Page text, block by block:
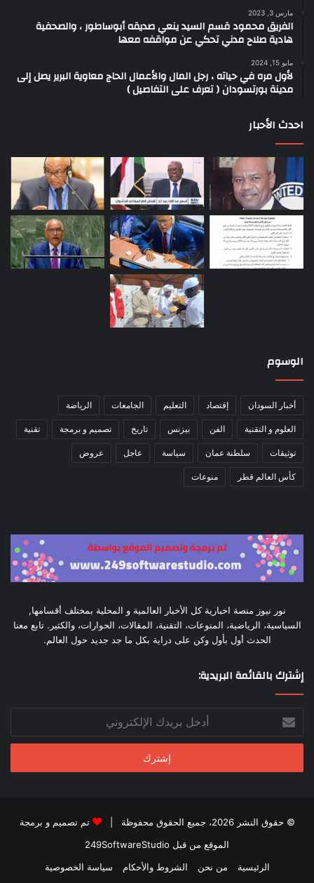
مارس 3, 2023
الفريق محمود قسم السيد ينعي صديقه أبوساطور ، والصحفية
هادية صلاح مدني تحكي عن مواقفه معها
مايو 15, 2024
لأول مره في حياته ، رجل المال والأعمال الحاج معاوية البرير يصل إلى
مدينة بورتسودان ( تعرف على التفاصيل )
احدث الأحبار
الوسوم
أخبار السودان إقتصاد التعليم الجامعات الرياضة
العلوم و التقنية الفن بيزنس تاريخ تصميم و برمجة تقنية
توثيقات سلطنة عمان سياسة عاجل عروض
كأس العالم قطر منوعات
نور نيوز منصة اخبارية كل الأخبار العالمية و المحلية بمختلف أقسامها,
السياسية، الرياضية، المنوعات، التقنية، المقالات، الحوارات، والكثير. تابع معنا
الحدث أول بأول وكن على دراية بكل ما جد جديد حول العالم.
إشترك بالقائمة البريدية:
بريدك
الإلكتروني
© حقوق النشر 2026، جميع الحقوق محفوظة |
تم تصميم و برمجة
الموقع من قبل 249SoftwareStudio
الرئيسية
من نحن الشروط والأحكام سياسة الخصوصية